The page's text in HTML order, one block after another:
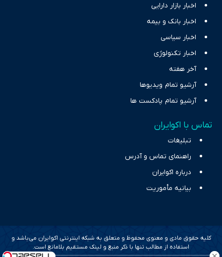
اخبار بازار دارایی
اخبار بانک و بیمه
اخبار سیاسی
اخبار تکنولوژی
آخر هفته
آرشیو تمام ویدیوها
آرشیو تمام پادکست ها
تماس با اکوایران
تبلیغات
راهنمای تماس و آدرس
درباره اکوایران
بیانیه مأموریت
کلیه حقوق مادی و معنوی محفوظ و متعلق به شبکه اینترنتی اکوایران می‌باشد و
استفاده از مطالب تنها با ذکر منبع و لینک مستقیم بلامانع است.